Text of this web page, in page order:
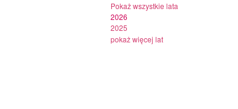
Pokaż wszystkie lata
2026
2025
pokaż więcej lat